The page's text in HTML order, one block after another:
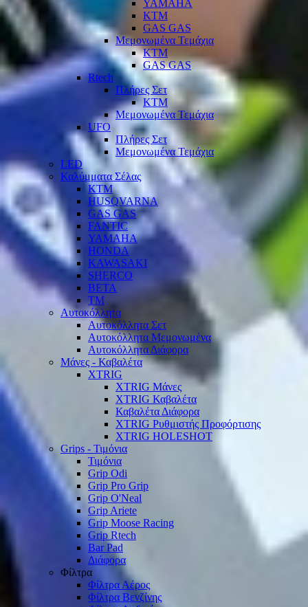
YAMAHA
KTM
GAS GAS
Μεμονωμένα Τεμάχια
KTM
GAS GAS
Rtech
Πλήρες Σετ
KTM
Μεμονωμένα Τεμάχια
UFO
Πλήρες Σετ
Μεμονωμένα Τεμάχια
LED
Καλύμματα Σέλας
KTM
HUSQVARNA
GAS GAS
FANTIC
YAMAHA
HONDA
KAWASAKI
SHERCO
BETA
TM
Αυτοκόλλητα
Αυτοκόλλητα Σετ
Αυτοκόλλητα Μεμονωμένα
Αυτοκόλλητα Διάφορα
Μάνες - Καβαλέτα
XTRIG
XTRIG Μάνες
XTRIG Καβαλέτα
Καβαλέτα Διάφορα
XTRIG Ρυθμιστής Προφόρτισης
XTRIG HOLESHOT
Grips - Τιμόνια
Τιμόνια
Grip Odi
Grip Pro Grip
Grip O'Neal
Grip Ariete
Grip Moose Racing
Grip Rtech
Bar Pad
Διάφορα
Φίλτρα
Φίλτρα Αέρος
Φίλτρα Βενζίνης